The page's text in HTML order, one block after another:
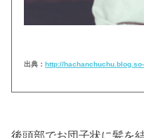
出典：http://
後頭部でお団子状に髪を